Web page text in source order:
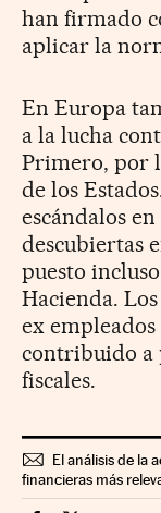
han firmado
aplicar la
En Europa
a la lucha
Primero, por
de los
escándalos
descubiertas
puesto
Hacienda.
ex
contribuido a
fiscales.
El análisis de la
financieras más